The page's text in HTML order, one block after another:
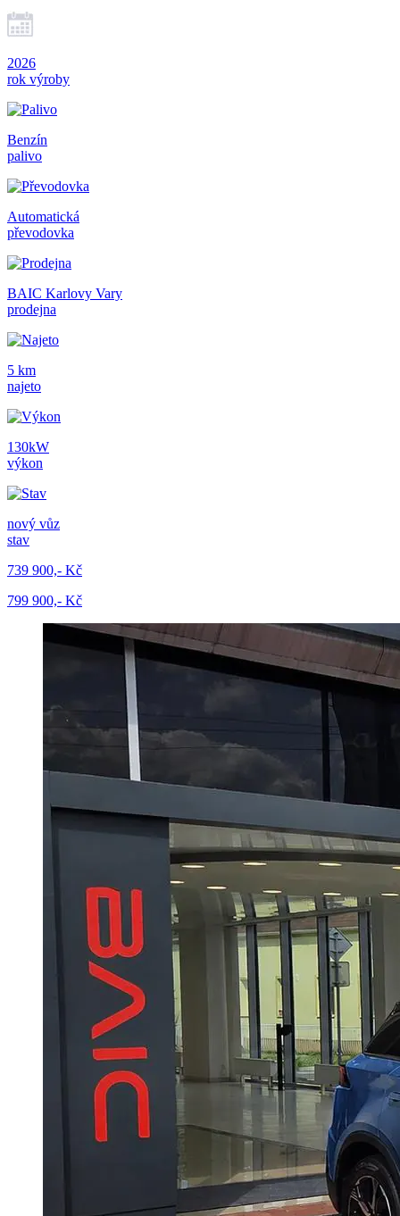
2026
rok výroby
Benzín
palivo
Automatická
převodovka
BAIC Karlovy Vary
prodejna
5 km
najeto
130kW
výkon
nový vůz
stav
739 900,- Kč
799 900,- Kč